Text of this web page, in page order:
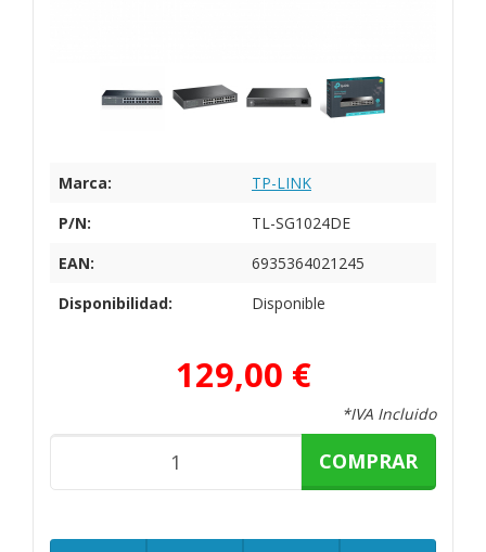
Marca:
TP-LINK
P/N:
TL-SG1024DE
EAN:
6935364021245
Disponibilidad:
Disponible
129,00 €
*IVA Incluido
COMPRAR